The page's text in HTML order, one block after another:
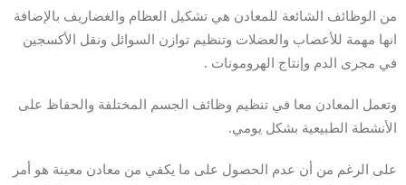
من الوظائف الشائعة للمعادن هي تشكيل العظام والغضاريف بالإضافة
انها مهمة للأعصاب والعضلات وتنظيم توازن السوائل ونقل الأكسجين
في مجرى الدم وإنتاج الهرومونات .
وتعمل المعادن معا في تنظيم وظائف الجسم المختلفة والحفاظ على
الأنشطة الطبيعية بشكل يومي.
على الرغم من أن عدم الحصول على ما يكفي من معادن معينة هو أمر